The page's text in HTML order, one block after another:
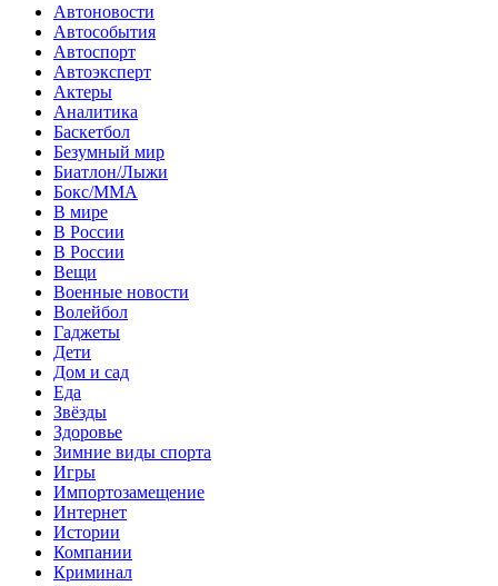
Автоновости
Автособытия
Автоспорт
Автоэксперт
Актеры
Аналитика
Баскетбол
Безумный мир
Биатлон/Лыжи
Бокс/MMA
В мире
В России
В России
Вещи
Военные новости
Волейбол
Гаджеты
Дети
Дом и сад
Еда
Звёзды
Здоровье
Зимние виды спорта
Игры
Импортозамещение
Интернет
Истории
Компании
Криминал